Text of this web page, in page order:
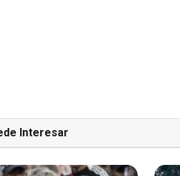
Interesar